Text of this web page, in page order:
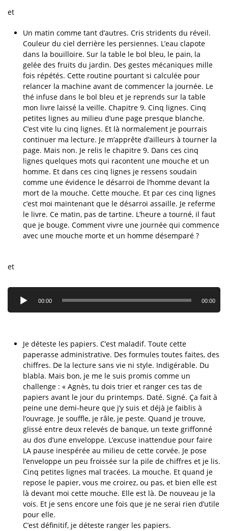
et
Un matin comme tant d’autres. Cris stridents du réveil.
Couleur du ciel derrière les persiennes. L’eau clapote
dans la bouilloire. Sur la table le bol bleu, le pain, la
gelée des fruits du jardin. Des gestes mécaniques mille
fois répétés. Cette routine pourtant si calculée pour
relancer la machine avant de commencer la journée. Le
thé infuse dans le bol bleu et je reprends sur la table
mon livre laissé la veille. Chapitre 9. Cinq lignes. Cinq
petites lignes au milieu d’une page presque blanche.
C’est vite lu cinq lignes. Et là normalement je pourrais
continuer ma lecture. Je m’apprête d’ailleurs à tourner la
page. Mais non. Je relis le chapitre 9. Dans ces cinq
lignes quelques mots qui racontent une mouche et un
homme. Et dans ces cinq lignes je ressens soudain
comme une évidence le désarroi de l’homme devant la
mort de la mouche. Cette mouche. Et par ces cinq lignes
c’est moi maintenant que le désarroi assaille. Je referme
le livre. Ce matin, pas de tartine. L’heure a tourné, il faut
que je bouge. Comment vivre une journée qui commence
avec une mouche morte et un homme désemparé ?
et
Lecteur
audio
00:00 00:00
Je déteste les papiers. C’est maladif. Toute cette
paperasse administrative. Des formules toutes faites, des
chiffres. De la lecture sans vie ni style. Indigérable. Du
blabla. Mais bon, je me le suis promis comme un
challenge : « Agnès, tu dois trier et ranger ces tas de
papiers avant le jour du printemps. Daté. Signé. Ça fait à
peine une demi-heure que j’y suis et déjà je faiblis à
l’ouvrage. Je souffle, je râle, je peste. Quand je trouve,
glissé entre deux relevés de banque, un texte griffonné
au dos d’une enveloppe. L’excuse inattendue pour faire
LA pause inespérée au milieu de cette corvée. Je pose
l’enveloppe un peu froissée sur la pile de chiffres et je lis.
Cinq petites lignes mal tracées. La mouche. Et quand je
repose le papier, vous me croirez, ou pas, et bien elle est
là devant moi cette mouche. Elle est là. De nouveau je la
vois. Et je sens encore une fois que je ne serai rien d’utile
pour elle.
C’est définitif, je déteste ranger les papiers.